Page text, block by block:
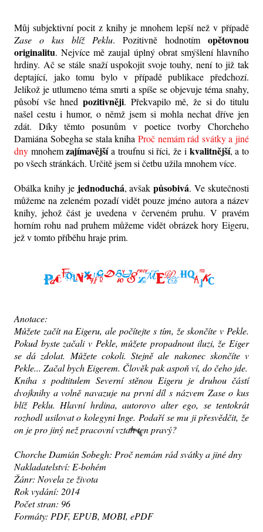
Můj subjektivní pocit z knihy je mnohem lepší než v případě
Zase o kus blíž Peklu. Pozitivně hodnotím opětovnou
originalitu. Nejvíce mě zaujal úplný obrat smýšlení hlavního
hrdiny. Ač se stále snaží uspokojit svoje touhy, není to již tak
deptající, jako tomu bylo v případě publikace předchozí.
Jelikož je utlumeno téma smrti a spíše se objevuje téma snahy,
působí vše hned pozitivněji. Překvapilo mě, že si do titulu
našel cestu i humor, o němž jsem si mohla nechat dříve jen
zdát. Díky těmto posunům v poetice tvorby Chorcheho
Damiána Sobegha se stala kniha Proč nemám rád svátky a jiné
dny mnohemzajímavějšía troufnu si říci, že i kvalitnější, a to
po všech stránkách. Určitě jsem si četbu užila mnohem více.
Obálka knihy je jednoduchá, avšakpůsobivá. Ve skutečnosti
můžeme na zeleném pozadí vidět pouze jméno autora a název
knihy, jehož část je uvedena v červeném pruhu. V pravém
horním rohu nad pruhem můžeme vidět obrázek hory Eigeru,
jež v tomto příběhu hraje prim.
Anotace:
Můžete začít na Eigeru, ale počítejte s tím, že skončíte v Pekle.
Pokud byste začali v Pekle, můžete propadnout iluzi, že Eiger
se dá zdolat. Můžete cokoli. Stejně ale nakonec skončíte v
Pekle... Začal bych Eigerem. Člověk pak aspoň ví, do čeho jde.
Kniha s podtitulem Severní stěnou Eigeru je druhou částí
dvojknihy a volně navazuje na první díl s názvem Zase o kus
blíž Peklu. Hlavní hrdina, autorovo alter ego, se tentokrát
rozhodl usilovat o kolegyni Inge. Podaří se mu ji přesvědčit, že
on je pro jiný než pracovní vztah ten pravý?
Chorche Damián Sobegh: Proč nemám rád svátky a jiné dny
Nakladatelství: E-bohém
Žánr: Novela ze života
Rok vydání: 2014
Počet stran: 96
Formáty: PDF, EPUB, MOBI, ePDF